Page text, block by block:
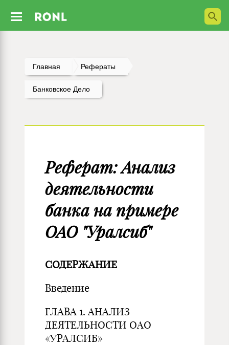
Главная Рефераты
Банковское Дело
Реферат: Анализ
деятельности
банка на примере
ОАО "Уралсиб"
СОДЕРЖАНИЕ
Введение
ГЛАВА 1. АНАЛИЗ
ДЕЯТЕЛЬНОСТИ ОАО
«УРАЛСИБ»